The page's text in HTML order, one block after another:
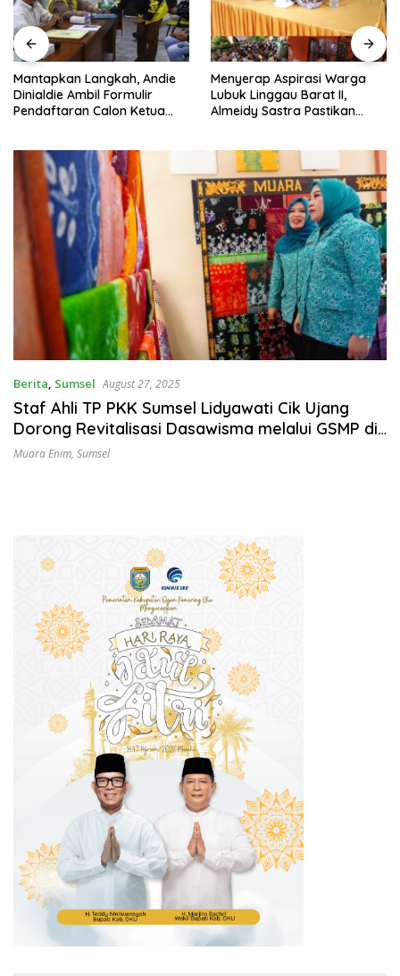
Mantapkan Langkah, Andie
Dinialdie Ambil Formulir
Pendaftaran Calon Ketua
Menyerap Aspirasi Warga
Lubuk Linggau Barat II,
Almeidy Sastra Pastikan
Berita, Sumsel August 27, 2025
Staf Ahli TP PKK Sumsel Lidyawati Cik Ujang
Dorong Revitalisasi Dasawisma melalui GSMP di
Kabupaten Muara Enim
Muara Enim, Sumsel